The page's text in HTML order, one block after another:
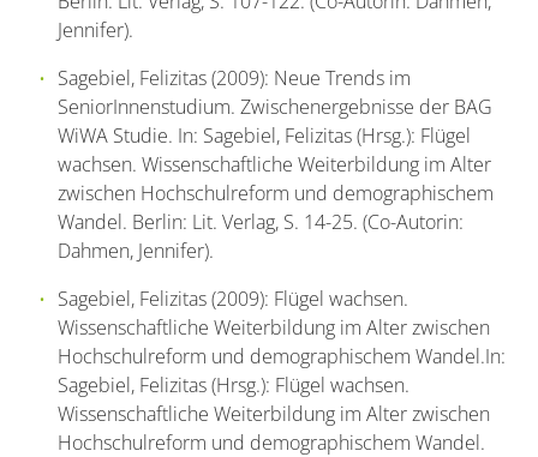
Jennifer).
Sagebiel, Felizitas (2009): Neue Trends im
SeniorInnenstudium. Zwischenergebnisse der BAG
WiWA Studie. In: Sagebiel, Felizitas (Hrsg.): Flügel
wachsen. Wissenschaftliche Weiterbildung im Alter
zwischen Hochschulreform und demographischem
Wandel. Berlin: Lit. Verlag, S. 14-25. (Co-Autorin:
Dahmen, Jennifer).
Sagebiel, Felizitas (2009): Flügel wachsen.
Wissenschaftliche Weiterbildung im Alter zwischen
Hochschulreform und demographischem Wandel.In:
Sagebiel, Felizitas (Hrsg.): Flügel wachsen.
Wissenschaftliche Weiterbildung im Alter zwischen
Hochschulreform und demographischem Wandel.